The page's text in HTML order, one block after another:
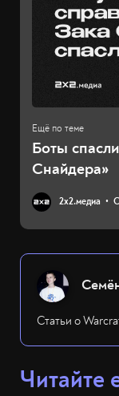
Боты
Снайдера»
2х2.медиа
Статьи о
Читайте